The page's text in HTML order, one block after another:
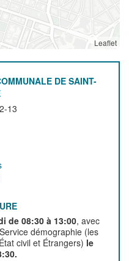
Leaflet
DE SAINT-
13
de 08:30 à 13:00, avec
démographie (les
civil et Étrangers) le